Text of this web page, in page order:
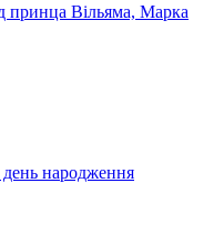
принца Вільяма, Марка
день народження